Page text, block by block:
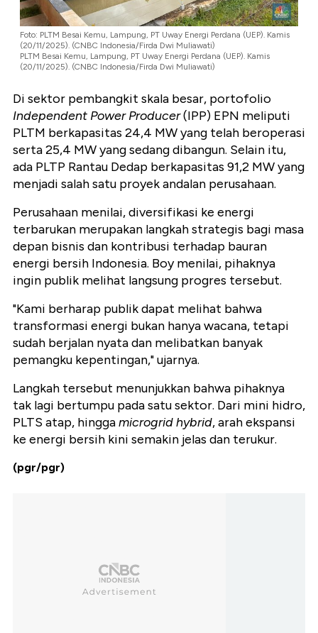
Foto: PLTM Besai Kemu, Lampung, PT Uway Energi Perdana (UEP). Kamis
(20/11/2025). (CNBC Indonesia/Firda Dwi Muliawati)
PLTM Besai Kemu, Lampung, PT Uway Energi Perdana (UEP). Kamis
(20/11/2025). (CNBC Indonesia/Firda Dwi Muliawati)
Di sektor pembangkit skala besar, portofolio
Independent Power Producer(IPP) EPN meliputi
PLTM berkapasitas 24,4 MW yang telah beroperasi
serta 25,4 MW yang sedang dibangun. Selain itu,
ada PLTP Rantau Dedap berkapasitas 91,2 MW yang
menjadi salah satu proyek andalan perusahaan.
Perusahaan menilai, diversifikasi ke energi
terbarukan merupakan langkah strategis bagi masa
depan bisnis dan kontribusi terhadap bauran
energi bersih Indonesia. Boy menilai, pihaknya
ingin publik melihat langsung progres tersebut.
"Kami berharap publik dapat melihat bahwa
transformasi energi bukan hanya wacana, tetapi
sudah berjalan nyata dan melibatkan banyak
pemangku kepentingan," ujarnya.
Langkah tersebut menunjukkan bahwa pihaknya
tak lagi bertumpu pada satu sektor. Dari mini hidro,
PLTS atap, hinggamicrogrid hybrid, arah ekspansi
ke energi bersih kini semakin jelas dan terukur.
(pgr/pgr)